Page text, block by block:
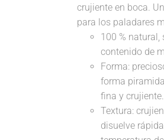
crujiente en boca.
para los paladares
100 %
contenido de
Forma:
forma
fina y crujiente.
Textura:
disuelve